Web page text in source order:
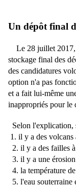
Un dépôt final
Le 28 juillet 2017,
stockage final des
des candidatures
option n'a pas
et a fait lui-même
inappropriés pour le
Selon l'explication,
1. il y a des
2. il y a des failles
3. il y a une
4. la température
5. l'eau souterraine